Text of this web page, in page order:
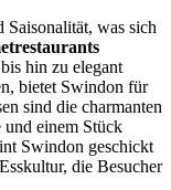
Saisonalität, was sich
hin zu elegant
bietet Swindon für
sind die charmanten
und einem Stück
Swindon geschickt
die Besucher